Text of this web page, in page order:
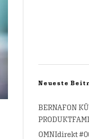
Neueste
BERNAFON
OMNIdirekt